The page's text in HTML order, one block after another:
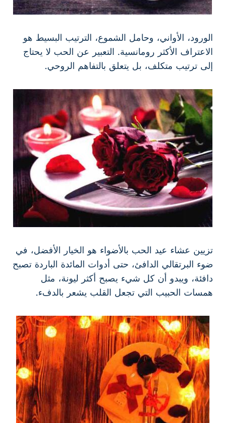
الورود، الأواني، وحامل الشموع، الترتيب البسيط هو
الاعتراف الأكثر رومانسية. التعبير عن الحب لا يحتاج
إلى ترتيب متكلف، بل يتعلق بالتفاهم الروحي.
تزيين عشاء عيد الحب بالأضواء هو الخيار الأفضل، في
ضوء البرتقالي الدافئ، حتى أدوات المائدة الباردة تصبح
دافئة، ويبدو أن كل شيء يصبح أكثر ليونة، مثل
همسات الحبيب التي تجعل القلب يشعر بالدفء.